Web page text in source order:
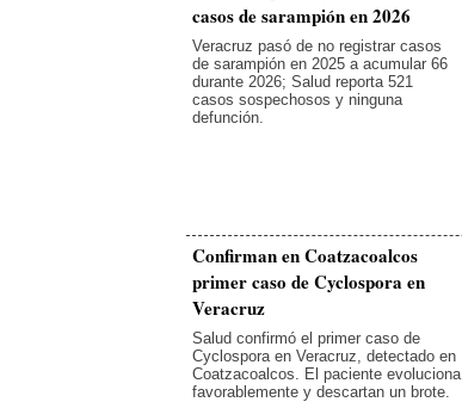
casos de sarampión en 2026
Veracruz pasó de no registrar casos
de sarampión en 2025 a acumular 66
durante 2026; Salud reporta 521
casos sospechosos y ninguna
defunción.
Confirman en Coatzacoalcos
primer caso de Cyclospora en
Veracruz
Salud confirmó el primer caso de
Cyclospora en Veracruz, detectado en
Coatzacoalcos. El paciente evoluciona
favorablemente y descartan un brote.